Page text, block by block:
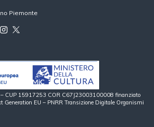
Piemonte
CUP 15917253 COR C67J23003100008 finanziato
Generation EU – PNRR Transizione Digitale Organismi